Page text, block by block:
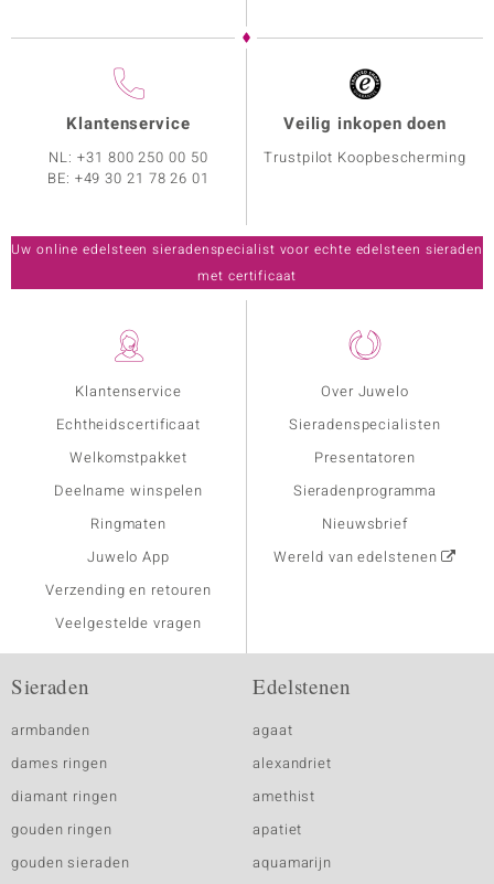
Klantenservice
Echtheidscertificaat
Welkomstpakket
Deelname winspelen
Ringmaten
Juwelo App
Verzending en retouren
Veelgestelde vragen
Over Juwelo
Sieradenspecialisten
Presentatoren
Sieradenprogramma
Nieuwsbrief
Wereld van edelstenen
Klantenservice
NL:+31 800 250 00 50
BE: +49 30 21 78 26 01
Veilig inkopen doen
Trustpilot Koopbescherming
Uw online edelsteen sieradenspecialist voor echte edelsteen sieraden
met certificaat
Sieraden
armbanden
dames ringen
diamant ringen
gouden ringen
gouden sieraden
Edelstenen
agaat
alexandriet
amethist
apatiet
aquamarijn